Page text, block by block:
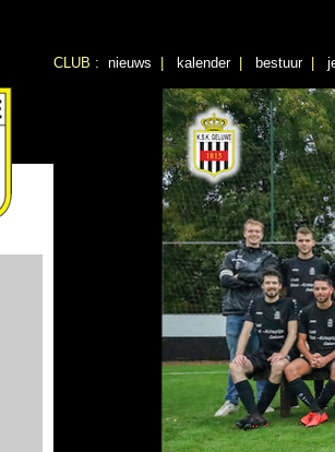
CLUB : nieuws kalender| bestuur|